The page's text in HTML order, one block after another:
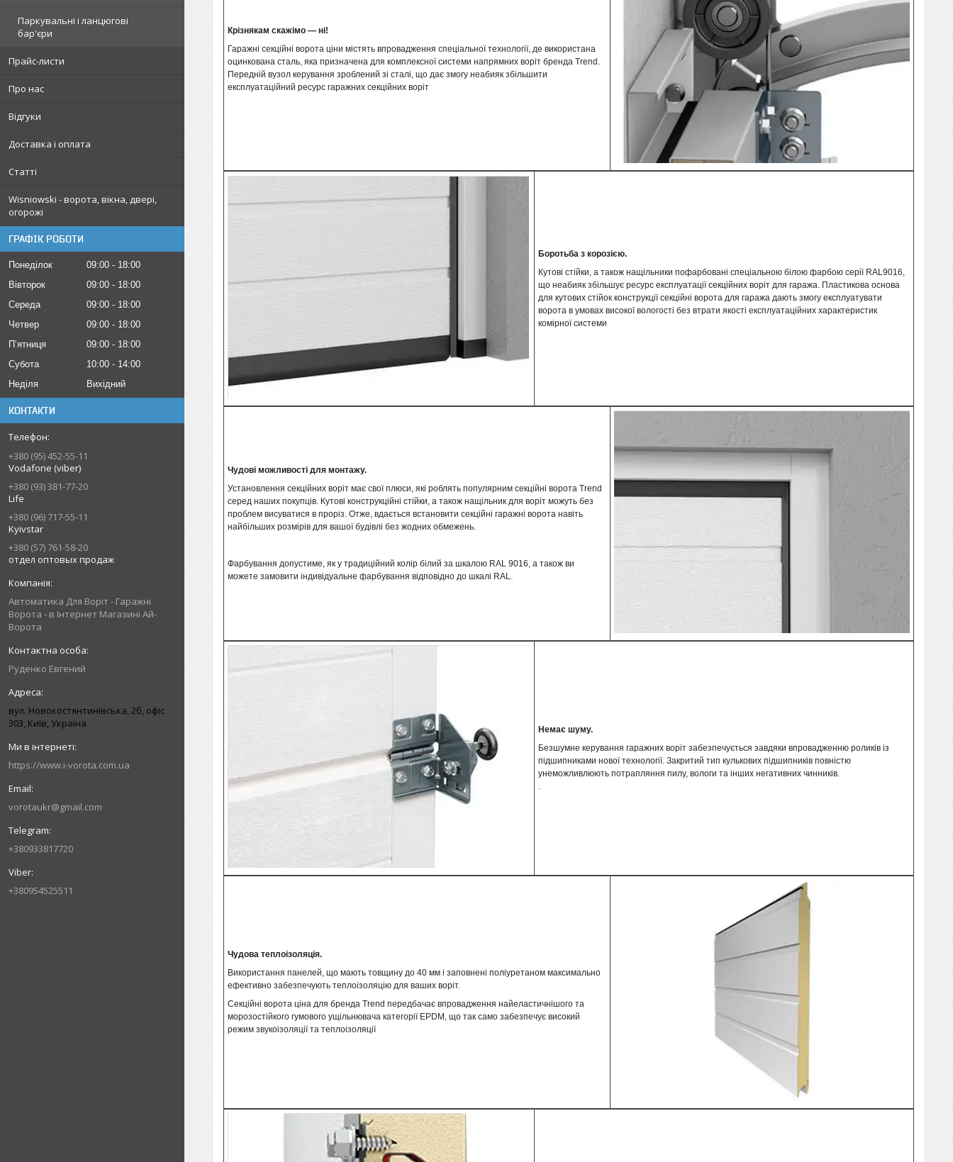
Паркувальні і ланцюгові
бар'єри
Прайс-листи
Про нас
Відгуки
Доставка і оплата
Статті
Wisniowski - ворота, вікна, двері,
огорожі
ГРАФІК РОБОТИ
Понеділок 09:00
18:00
Вівторок
09:00
18:00
Середа
09:00
18:00
Четвер
09:00
18:00
Пʼятниця
09:00
18:00
Субота
10:00
14:00
Неділя
Вихідний
КОНТАКТИ
+380 (95) 452-55-11
Vodafone (viber)
+380 (93) 381-77-20
Life
+380 (96) 717-55-11
Kyivstar
+380 (57) 761-58-20
отдел оптовых продаж
Автоматика Для Воріт - Гаражні
Ворота - в Інтернет Магазині Ай-
Ворота
Руденко Евгений
вул. Новокостянтинівська, 2б, офіс
303, Київ, Україна
https://www.i-vorota.com.ua
vorotaukr@gmail.com
+380933817720
+380954525511
Крізнякам скажімо — ні!
Гаражні секційні ворота ціни містять впровадження спеціальної технології, де використана
оцинкована сталь, яка призначена для комплексної системи напрямних воріт бренда Trend.
Передній вузол керування зроблений зі сталі, що дає змогу неабияк збільшити
експлуатаційний ресурс гаражних секційних воріт
Боротьба з корозією.
Кутові стійки, а також нащільники пофарбовані спеціальною білою фарбою серії RAL9016,
що неабияк збільшує ресурс експлуатації секційних воріт для гаража. Пластикова основа
для кутових стійок конструкції секційні ворота для гаража дають змогу експлуатувати
ворота в умовах високої вологості без втрати якості експлуатаційних характеристик
комірної системи
Чудові можливості для монтажу.
Установлення секційних воріт має свої плюси, які роблять популярним секційні ворота Trend
серед наших покупців. Кутові конструкційні стійки, а також нащільник для воріт можуть без
проблем висуватися в проріз. Отже, вдається встановити секційні гаражні ворота навіть
найбільших розмірів для вашої будівлі без жодних обмежень.
Фарбування допустиме, як у традиційний колір білий за шкалою RAL 9016, а також ви
можете замовити індивідуальне фарбування відповідно до шкалі RAL.
Немає шуму.
Безшумне керування гаражних воріт забезпечується завдяки впровадженню роликів із
підшипниками нової технології. Закритий тип кулькових підшипників повністю
унеможливлюють потрапляння пилу, вологи та інших негативних чинників.
.
Чудова теплоізоляція.
Використання панелей, що мають товщину до 40 мм і заповнені поліуретаном максимально
ефективно забезпечують теплоізоляцію для ваших воріт.
Секційні ворота ціна для бренда Trend передбачає впровадження найеластичнішого та
морозостійкого гумового ущільнювача категорії EPDM, що так само забезпечує високий
режим звукоізоляції та теплоізоляції